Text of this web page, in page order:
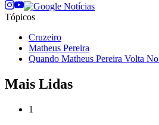
Tópicos
Cruzeiro
Matheus Pereira
Quando Matheus Pereira Volta
Mais Lidas
1